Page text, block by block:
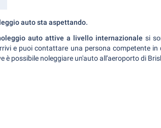
auto sta aspettando.
auto attive a livello internazionale si
e puoi contattare una persona competente
è possibile noleggiare un'auto all'aeroporto di